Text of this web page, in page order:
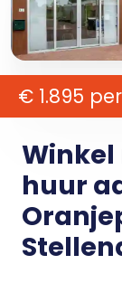
€ 1.895
huur